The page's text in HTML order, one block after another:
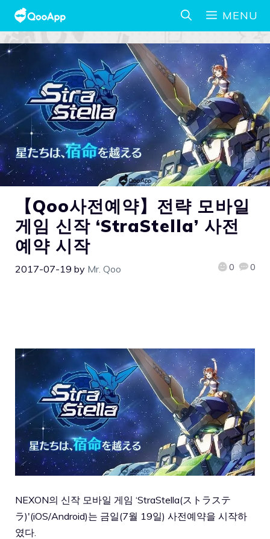
MENU
【Qoo사전예약】전략 모바일
게임 신작 ‘StraStella’ 사전
예약 시작
2017-07-19 by Mr. Qoo 0 0
NEXON의 신작 모바일 게임 ‘StraStella(ストラステ
ラ)'(iOS/Android)는 금일(7월 19일) 사전예약을 시작하
였다.